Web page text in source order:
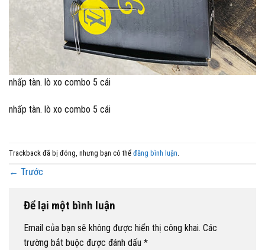
nhấp tàn. lò xo combo 5 cái
nhấp tàn. lò xo combo 5 cái
Trackback đã bị đóng, nhưng bạn có thể đăng bình luận
← Trước
Để lại một bình luận
Email của bạn sẽ không được hiển thị công khai. Các
trường bắt buộc được đánh dấu *